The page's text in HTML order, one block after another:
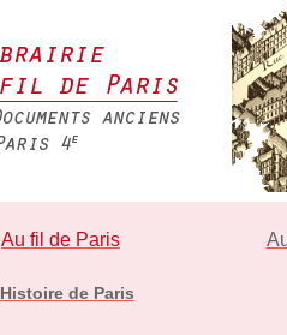
Au fil de Paris
Histoire de Paris